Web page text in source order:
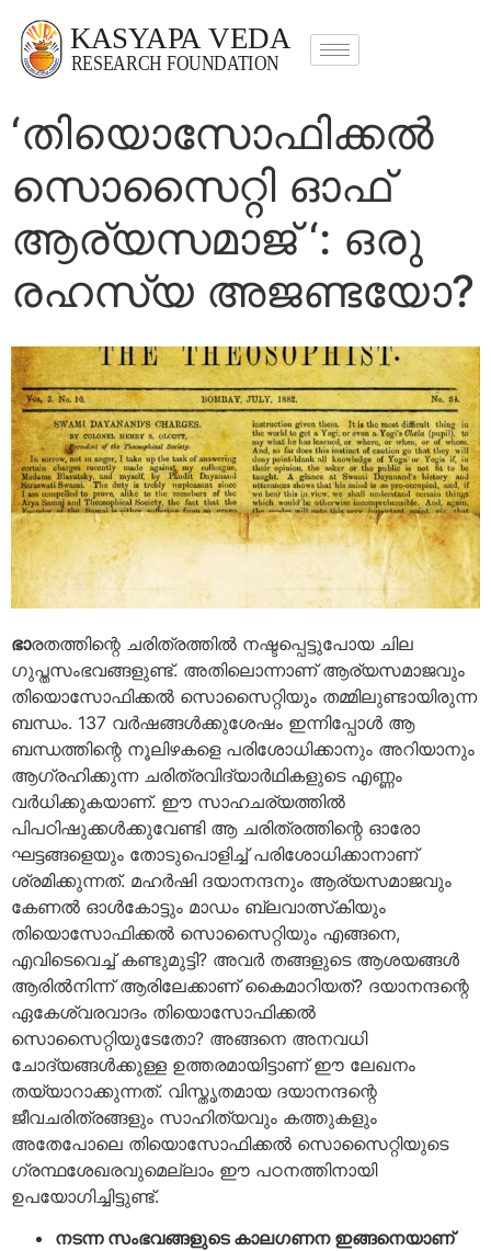
‘തിയൊസോഫിക്കൽ
സൊസൈറ്റി ഓഫ്
ആര്യസമാജ് ‘: ഒരു
രഹസ്യ അജണ്ടയോ?
ഭാരതത്തിന്റെ ചരിത്രത്തില്‍ നഷ്ടപ്പെട്ടുപോയ ചില
ഗുപ്തസംഭവങ്ങളുണ്ട്. അതിലൊന്നാണ് ആര്യസമാജവും
തിയൊസോഫിക്കല്‍ സൊസൈറ്റിയും തമ്മിലുണ്ടായിരുന്ന
ബന്ധം. 137 വര്‍ഷങ്ങള്‍ക്കുശേഷം ഇന്നിപ്പോള്‍ ആ
ബന്ധത്തിന്റെ നൂലിഴകളെ പരിശോധിക്കാനും അറിയാനും
ആഗ്രഹിക്കുന്ന ചരിത്രവിദ്യാര്‍ഥികളുടെ എണ്ണം
വര്‍ധിക്കുകയാണ്. ഈ സാഹചര്യത്തില്‍
പിപഠിഷുക്കള്‍ക്കുവേണ്ടി ആ ചരിത്രത്തിന്റെ ഓരോ
ഘട്ടങ്ങളെയും തോടുപൊളിച്ച് പരിശോധിക്കാനാണ്
ശ്രമിക്കുന്നത്. മഹര്‍ഷി ദയാനന്ദനും ആര്യസമാജവും
കേണല്‍ ഓള്‍കോട്ടും മാഡം ബ്ലവാത്സ്‌കിയും
തിയൊസോഫിക്കല്‍ സൊസൈറ്റിയും എങ്ങനെ,
എവിടെവെച്ച് കണ്ടുമുട്ടി? അവര്‍ തങ്ങളുടെ ആശയങ്ങള്‍
ആരില്‍നിന്ന് ആരിലേക്കാണ് കൈമാറിയത്? ദയാനന്ദന്റെ
ഏകേശ്വരവാദം തിയൊസോഫിക്കല്‍
സൊസൈറ്റിയുടേതോ? അങ്ങനെ അനവധി
ചോദ്യങ്ങള്‍ക്കുള്ള ഉത്തരമായിട്ടാണ് ഈ ലേഖനം
തയ്യാറാക്കുന്നത്. വിസ്തൃതമായ ദയാനന്ദന്റെ
ജീവചരിത്രങ്ങളും സാഹിത്യവും കത്തുകളും
അതേപോലെ തിയൊസോഫിക്കല്‍ സൊസൈറ്റിയുടെ
ഗ്രന്ഥശേഖരവുമെല്ലാം ഈ പഠനത്തിനായി
ഉപയോഗിച്ചിട്ടുണ്ട്.
നടന്ന സംഭവങ്ങളുടെ കാലഗണന ഇങ്ങനെയാണ്